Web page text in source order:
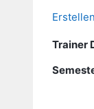
Trainer